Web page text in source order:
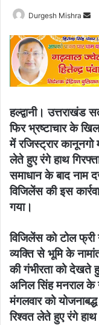
Durgesh Mishra
हल्द्वानी। उत्तराखंड
फिर भ्रष्टाचार के
में रजिस्ट्रार
लेते हुए रंगे हाथ
समाधान के बाद नाम
विजिलेंस की इस
गया।
विजिलेंस को टोल
व्यक्ति से भूमि के
की गंभीरता को देखते
अनिल सिंह मनराल के
मंगलवार को
रिश्वत लेते हुए रंगे हाथ